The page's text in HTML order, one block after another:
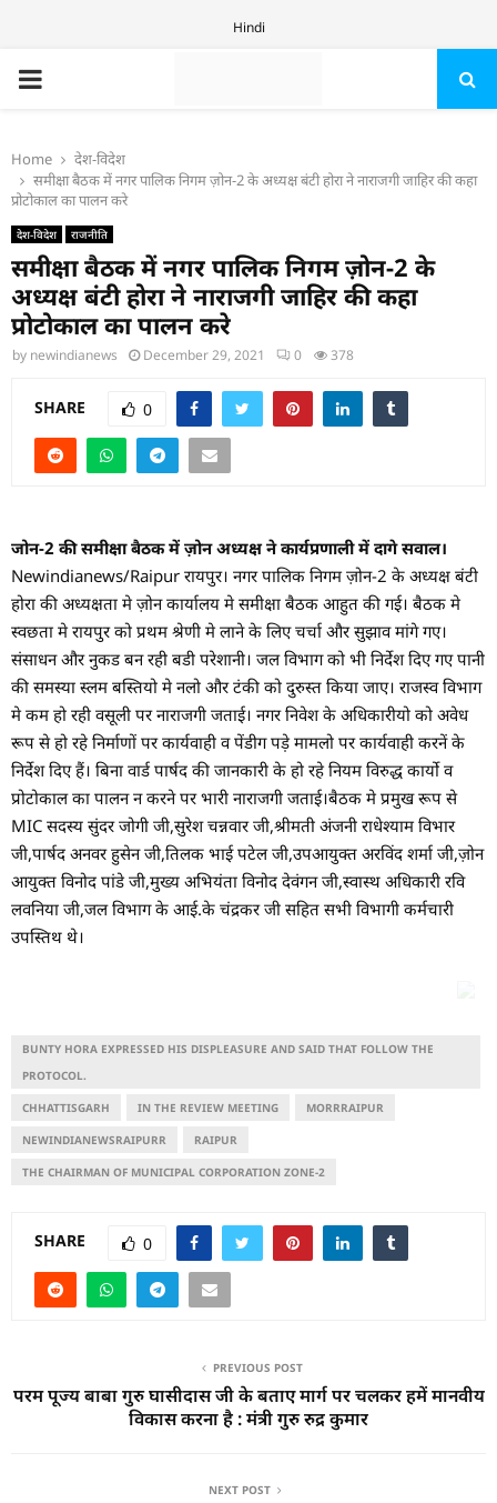
Hindi
PRIMARY
Home
देश-विदेश
समीक्षा बैठक में नगर पालिक निगम ज़ोन-2 के अध्यक्ष बंटी होरा ने नाराजगी जाहिर की कहा
प्रोटोकाल का पालन करे
देश-विदेश राजनीति
समीक्षा बैठक में नगर पालिक निगम ज़ोन-2 के
अध्यक्ष बंटी होरा ने नाराजगी जाहिर की कहा
प्रोटोकाल का पालन करे
by newindianews December 29, 2021 0 378
SHARE 0
जोन-2 की समीक्षा बैठक में ज़ोन अध्यक्ष ने कार्यप्रणाली में दागे सवाल।
Newindianews/Raipur रायपुर। नगर पालिक निगम ज़ोन-2 के अध्यक्ष बंटी
होरा की अध्यक्षता मे ज़ोन कार्यालय मे समीक्षा बैठक आहुत की गई। बैठक मे
स्वछता मे रायपुर को प्रथम श्रेणी मे लाने के लिए चर्चा और सुझाव मांगे गए।
संसाधन और नुकड बन रही बडी परेशानी। जल विभाग को भी निर्देश दिए गए पानी
की समस्या स्लम बस्तियो मे नलो और टंकी को दुरुस्त किया जाए। राजस्व विभाग
मे कम हो रही वसूली पर नाराजगी जताई। नगर निवेश के अधिकारीयो को अवेध
रूप से हो रहे निर्माणों पर कार्यवाही व पेंडीग पड़े मामलो पर कार्यवाही करनें के
निर्देश दिए हैं। बिना वार्ड पार्षद की जानकारी के हो रहे नियम विरुद्ध कार्यो व
प्रोटोकाल का पालन न करने पर भारी नाराजगी जताई।बैठक मे प्रमुख रूप से
MIC सदस्य सुंदर जोगी जी,सुरेश चन्नवार जी,श्रीमती अंजनी राधेश्याम विभार
जी,पार्षद अनवर हुसेन जी,तिलक भाई पटेल जी,उपआयुक्त अरविंद शर्मा जी,ज़ोन
आयुक्त विनोद पांडे जी,मुख्य अभियंता विनोद देवंगन जी,स्वास्थ अधिकारी रवि
लवनिया जी,जल विभाग के आई.के चंद्रकर जी सहित सभी विभागी कर्मचारी
उपस्तिथ थे।
BUNTY HORA EXPRESSED HIS DISPLEASURE AND SAID THAT FOLLOW THE
PROTOCOL.
CHHATTISGARH IN THE REVIEW MEETING MORRRAIPUR
NEWINDIANEWSRAIPURR RAIPUR
THE CHAIRMAN OF MUNICIPAL CORPORATION ZONE-2
SHARE 0
PREVIOUS POST
परम पूज्य बाबा गुरु घासीदास जी के बताए मार्ग पर चलकर हमें मानवीय
विकास करना है : मंत्री गुरु रुद्र कुमार
NEXT POST